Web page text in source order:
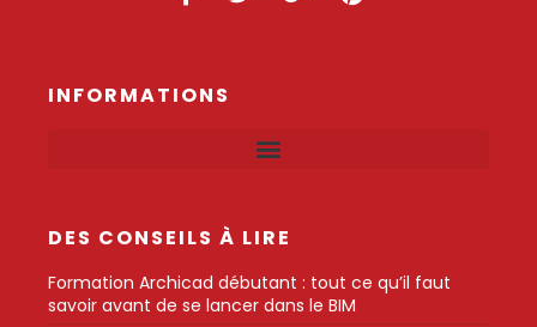
INFORMATIONS
DES CONSEILS À LIRE
Formation Archicad débutant : tout ce qu’il faut
savoir avant de se lancer dans le BIM